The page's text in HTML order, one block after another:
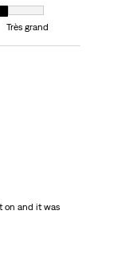
à Très grand
Très grand
on and it was